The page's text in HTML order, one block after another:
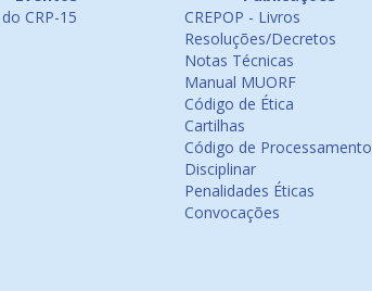
CRP-15
CREPOP - Livros
Resoluções/Decretos
Notas Técnicas
Manual MUORF
Código de Ética
Cartilhas
Código de Processamento
Disciplinar
Penalidades Éticas
Convocações